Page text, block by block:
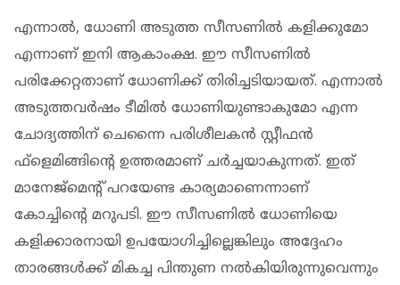
എന്നാല്‍, ധോണി അടുത്ത സീസണില്‍ കളിക്കുമോ
എന്നാണ് ഇനി ആകാംക്ഷ. ഈ സീസണില്‍
പരിക്കേറ്റതാണ് ധോണിക്ക് തിരിച്ചടിയായത്. എന്നാല്‍
അടുത്തവര്‍ഷം ടീമില്‍ ധോണിയുണ്ടാകുമോ എന്ന
ചോദ്യത്തിന് ചെന്നൈ പരിശീലകന്‍ സ്റ്റീഫന്‍
ഫ്‌ളെമിങ്ങിന്റെ ഉത്തരമാണ് ചര്‍ച്ചയാകുന്നത്. ഇത്
മാനേജ്‌മെന്റ് പറയേണ്ട കാര്യമാണെന്നാണ്
കോച്ചിന്റെ മറുപടി. ഈ സീസണില്‍ ധോണിയെ
കളിക്കാരനായി ഉപയോഗിച്ചില്ലെങ്കിലും അദ്ദേഹം
താരങ്ങള്‍ക്ക് മികച്ച പിന്തുണ നല്‍കിയിരുന്നുവെന്നും